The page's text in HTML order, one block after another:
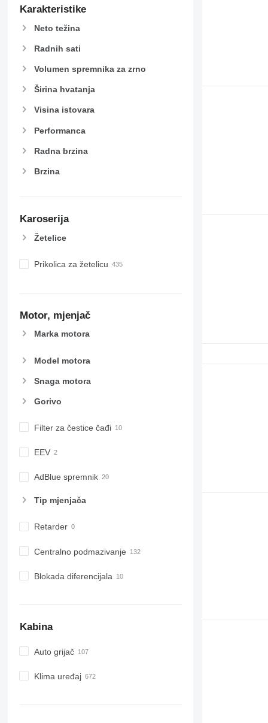
Karakteristike
Neto težina
Radnih sati
Volumen spremnika za zrno
Širina hvatanja
Visina istovara
Performanca
Radna brzina
Brzina
Karoserija
Žetelice
Prikolica za žetelicu
Motor, mjenjač
Marka motora
Model motora
Snaga motora
Gorivo
Filter za čestice čađi
EEV
AdBlue spremnik
Tip mјenjača
Retarder
Centralno podmazivanje
Blokada diferencijala
Kabina
Auto grijač
Klima uređaj